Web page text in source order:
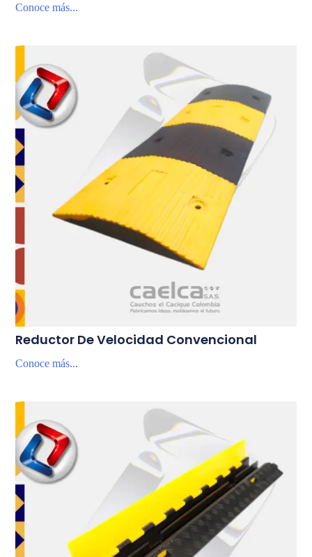
Conoce más...
Reductor De Velocidad Convencional
Conoce más...